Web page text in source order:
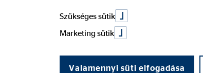
Szeretnél
új karrieredbe!
Szükséges sütik
Marketing sütik
Valamennyi süti elfogadása